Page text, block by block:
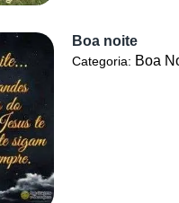
Boa noite
Categoria: Boa